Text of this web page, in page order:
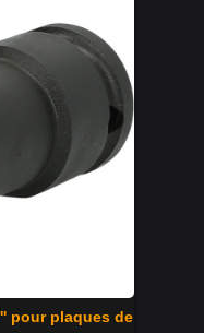
pour plaques de